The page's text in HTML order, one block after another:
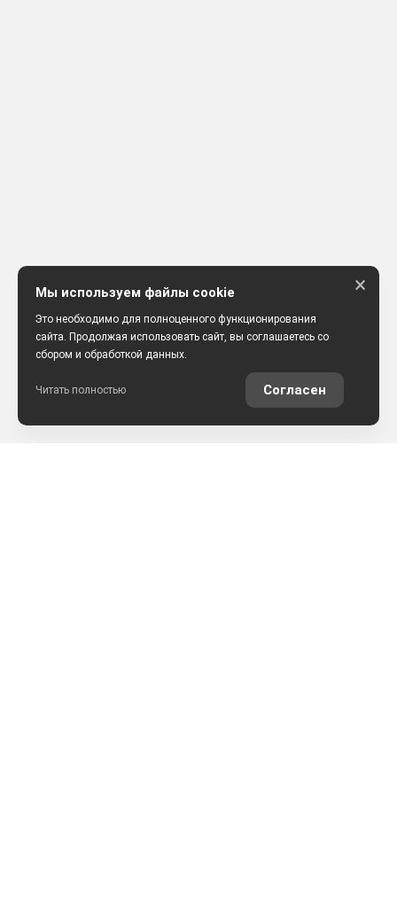
Мы используем файлы cookie
Это необходимо для полноценного функционирования
сайта. Продолжая использовать сайт, вы соглашаетесь со
сбором и обработкой данных.
Читать полностью Согласен
×